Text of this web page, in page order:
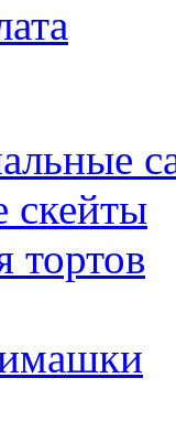
скейты
тортов